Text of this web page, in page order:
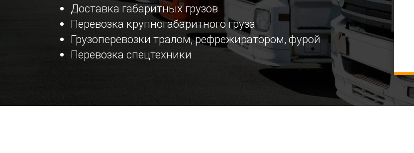
Доставка габаритных грузов
Перевозка крупногабаритного груза
Грузоперевозки тралом, рефрежиратором, фурой
Перевозка спецтехники